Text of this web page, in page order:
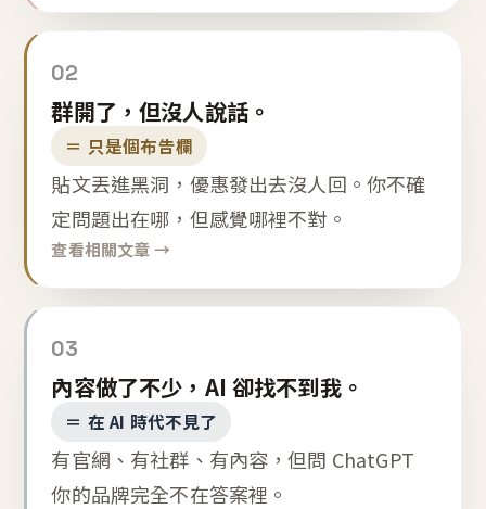
02
群開了，但沒人說話。
＝ 只是個布告欄
貼文丟進黑洞，優惠發出去沒人回。你不確
定問題出在哪，但感覺哪裡不對。
查看相關文章 →
03
內容做了不少，AI 卻找不到我。
＝ 在 AI 時代不見了
有官網、有社群、有內容，但問 ChatGPT
你的品牌完全不在答案裡。